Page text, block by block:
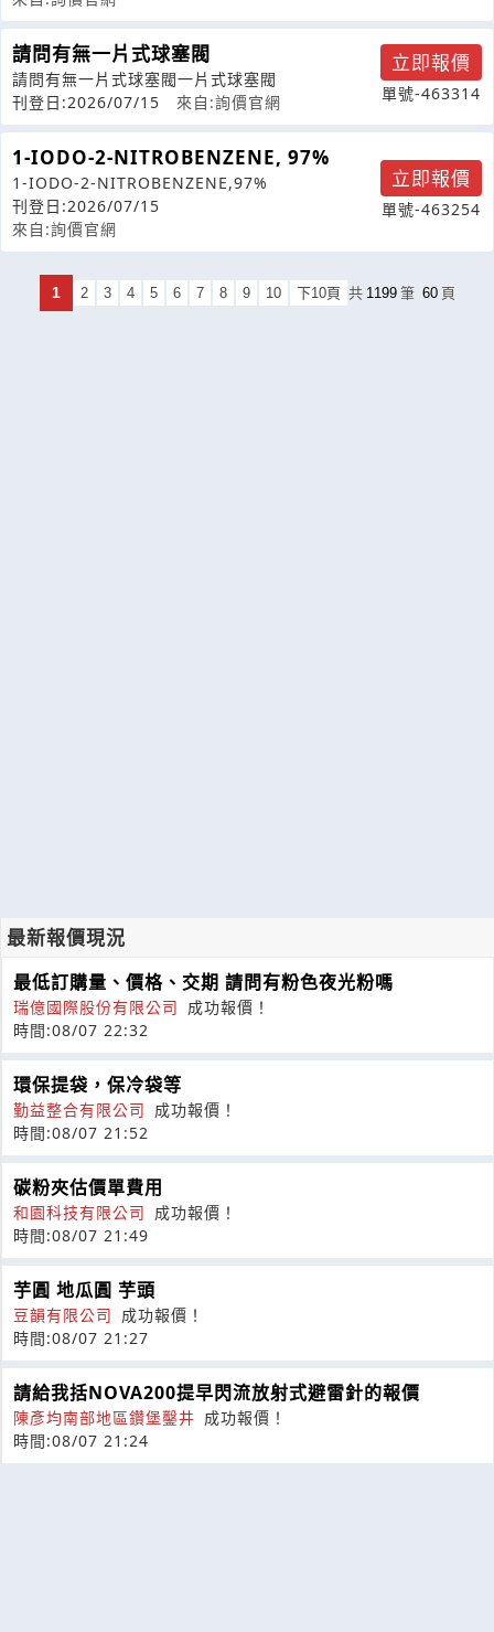
請問有無一片式球塞閥
請問有無一片式球塞閥一片式球塞閥
刊登日:2026/07/15
來自:詢價官網
立即報價
單號-463314
1-IODO-2-NITROBENZENE, 97%
1-IODO-2-NITROBENZENE,97%
刊登日:2026/07/15
來自:詢價官網
立即報價
單號-463254
1 2 3 4 5 6 7 8 9 10 下10頁 共 1199 筆 60 頁
最新報價現況
最低訂購量、價格、交期 請問有粉色夜光粉嗎
瑞億國際股份有限公司 成功報價！
時間:08/07 22:32
環保提袋，保冷袋等
勤益整合有限公司 成功報價！
時間:08/07 21:52
碳粉夾估價單費用
和園科技有限公司 成功報價！
時間:08/07 21:49
芋圓 地瓜圓 芋頭
豆韻有限公司 成功報價！
時間:08/07 21:27
請給我括NOVA200提早閃流放射式避雷針的報價
陳彥均南部地區鑽堡鑿井 成功報價！
時間:08/07 21:24